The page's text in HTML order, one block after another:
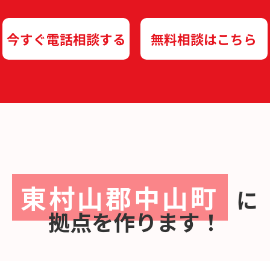
今すぐ電話相談する 無料相談はこちら
東村山郡中山町 に
拠点を作ります！